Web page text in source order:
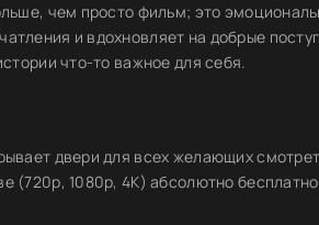
чем просто фильм; это
и вдохновляет на добрые
что-то важное для себя.
двери для всех желающих
(720p, 1080p, 4K) абсолютно